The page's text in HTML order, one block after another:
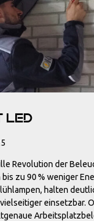
Revolution der
zu 90 % weniger
halten
einsetzbar.